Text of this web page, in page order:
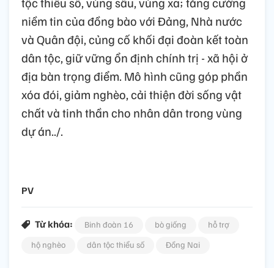
niềm tin của đồng bào với Đảng, Nhà nước
và Quân đội, củng cố khối đại đoàn kết toàn
dân tộc, giữ vững ổn định chính trị - xã hội ở
địa bàn trọng điểm. Mô hình cũng góp phần
xóa đói, giảm nghèo, cải thiện đời sống vật
chất và tinh thần cho nhân dân trong vùng
dự án../.
PV
Từ khóa: Binh đoàn 16 bò giống
hỗ trợ
hộ nghèo
dân tộc thiểu số Đồng Nai